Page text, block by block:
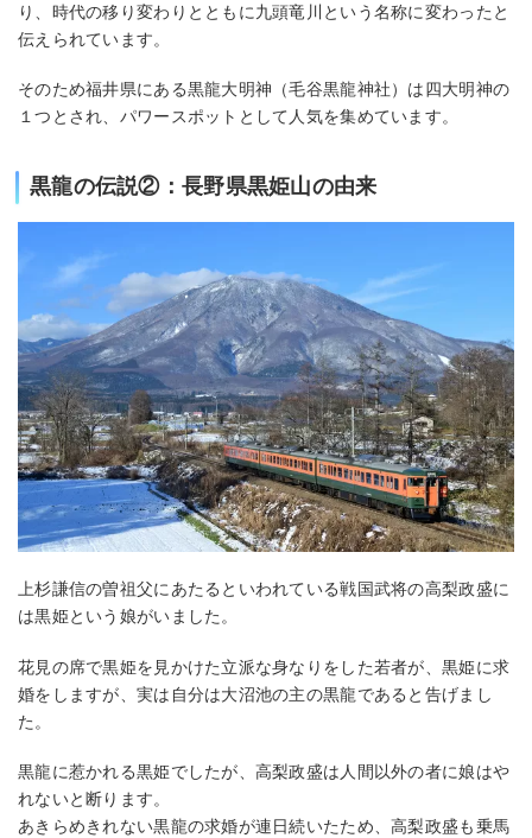
り、時代の移り変わりとともに九頭竜川という名称に変わったと
伝えられています。
そのため福井県にある黒龍大明神（毛谷黒龍神社）は四大明神の
１つとされ、パワースポットとして人気を集めています。
黒龍の伝説②：長野県黒姫山の由来
上杉謙信の曽祖父にあたるといわれている戦国武将の高梨政盛に
は黒姫という娘がいました。
花見の席で黒姫を見かけた立派な身なりをした若者が、黒姫に求
婚をしますが、実は自分は大沼池の主の黒龍であると告げまし
た。
黒龍に惹かれる黒姫でしたが、高梨政盛は人間以外の者に娘はや
れないと断ります。
あきらめきれない黒龍の求婚が連日続いたため、高梨政盛も乗馬